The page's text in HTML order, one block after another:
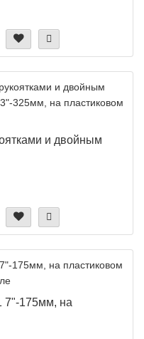
и двойным
7"-175мм, на